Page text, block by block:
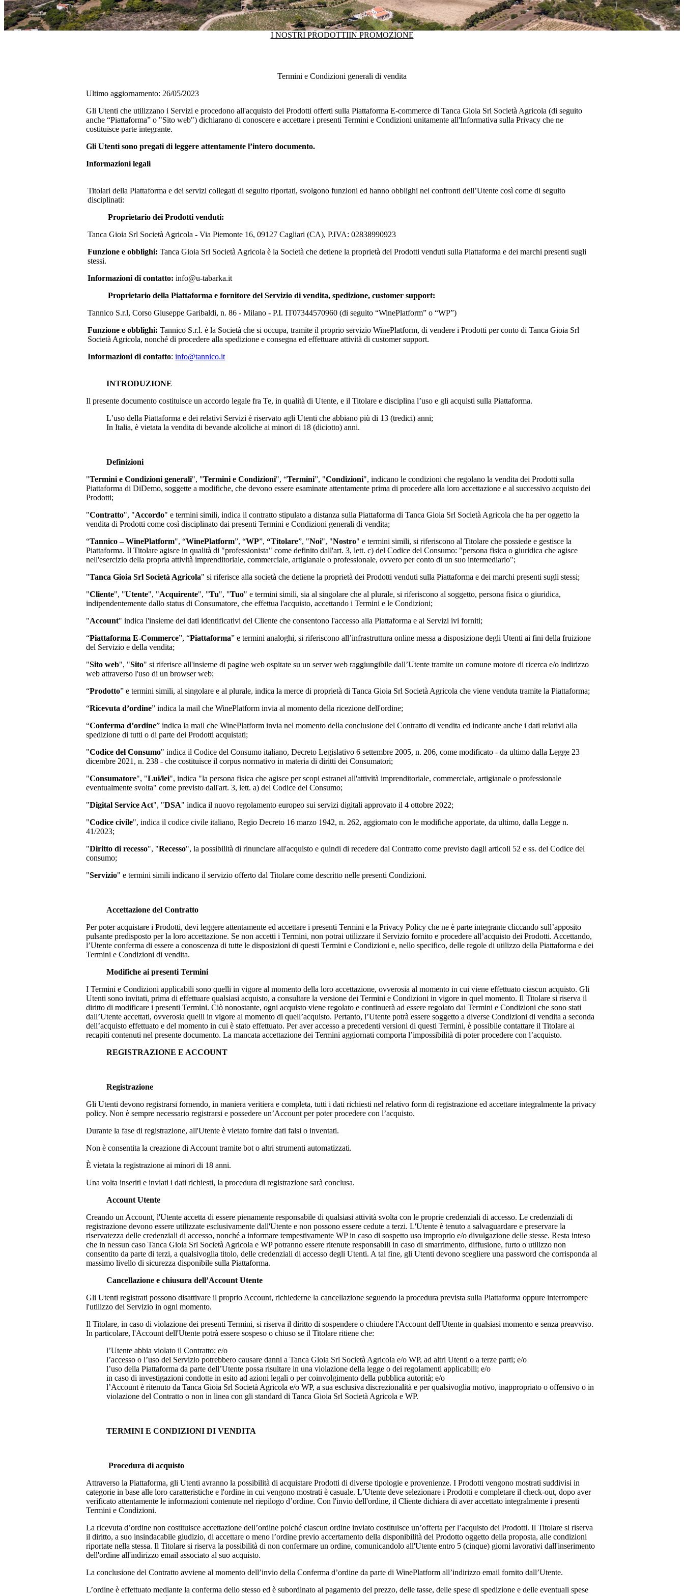
I NOSTRI PRODOTTIIN PROMOZIONE
Termini e Condizioni generali di vendita
Ultimo aggiornamento: 26/05/2023
Gli Utenti che utilizzano i Servizi e procedono all'acquisto dei Prodotti offerti sulla Piattaforma E-commerce diTanca Gioia Srl Società Agricola (di seguito
anche “Piattaforma” o "Sito web") dichiarano di conoscere e accettare i presenti Termini e Condizioni unitamente all'Informativa sulla Privacy che ne
costituisce parte integrante.
Gli Utenti sono pregati di leggere attentamente l’intero documento.
Informazioni legali
Titolari della Piattaforma e dei servizi collegati di seguito riportati, svolgono funzioni ed hanno obblighi nei confronti dell’Utente così come di seguito
disciplinati:
Proprietario dei Prodotti venduti:
Tanca Gioia Srl Società Agricola - Via Piemonte 16, 09127 Cagliari (CA), P.IVA: 02838990923
Funzione e obblighi: Tanca Gioia Srl Società Agricola è la Società che detiene la proprietà dei Prodotti venduti sulla Piattaforma e dei marchi presenti sugli
stessi.
Informazioni di contatto:info@u-tabarka.it
Proprietario della Piattaforma e fornitore del Servizio di vendita, spedizione, customer support:
Tannico S.r.l, Corso Giuseppe Garibaldi, n. 86 - Milano - P.I. IT07344570960 (di seguito “WinePlatform” o “WP”)
Funzione e obblighi:Tannico S.r.l. è la Società che si occupa, tramite il proprio servizio WinePlatform, di vendere i Prodotti per conto diTanca Gioia Srl
Società Agricola, nonché di procedere alla spedizione e consegna ed effettuare attività di customer support.
Informazioni di contatto:info@tannico.it
INTRODUZIONE
Il presente documento costituisce un accordo legale fra Te, in qualità di Utente, e il Titolare e disciplina l’uso e gli acquisti sulla Piattaforma.
L’uso della Piattaforma e dei relativi Servizi è riservato agli Utenti che abbiano più di 13 (tredici) anni;
In Italia, è vietata la vendita di bevande alcoliche ai minori di 18 (diciotto) anni.
Definizioni
"Termini e Condizioni generali", "Termini e Condizioni", “Termini”, "Condizioni", indicano le condizioni che regolano la vendita dei Prodotti sulla
Piattaforma diDiDemo, soggette a modifiche, che devono essere esaminate attentamente prima di procedere alla loro accettazione e al successivo acquisto dei
Prodotti;
"Contratto", "Accordo" e termini simili, indica il contratto stipulato a distanza sulla Piattaforma diTanca Gioia Srl Società Agricola che ha per oggetto la
vendita di Prodotti come così disciplinato dai presenti Termini e Condizioni generali di vendita;
“Tannico – WinePlatform", “WinePlatform”, “WP”, “Titolare”, "Noi", "Nostro" e termini simili, si riferiscono al Titolare che possiede e gestisce la
Piattaforma. Il Titolare agisce in qualità di "professionista" come definito dall'art. 3, lett. c) del Codice del Consumo: "persona fisica o giuridica che agisce
nell'esercizio della propria attività imprenditoriale, commerciale, artigianale o professionale, ovvero per conto di un suo intermediario";
"Tanca Gioia Srl Società Agricola"si riferisce alla società che detiene la proprietà dei Prodotti venduti sulla Piattaforma e dei marchi presenti sugli stessi;
"Cliente", "Utente", "Acquirente", "Tu", "Tuo" e termini simili, sia al singolare che al plurale, si riferiscono al soggetto, persona fisica o giuridica,
indipendentemente dallo status di Consumatore, che effettua l'acquisto, accettando i Termini e le Condizioni;
"Account" indica l'insieme dei dati identificativi del Cliente che consentono l'accesso alla Piattaforma e ai Servizi ivi forniti;
“Piattaforma E-Commerce”, “Piattaforma” e termini analoghi, si riferiscono all’infrastruttura online messa a disposizione degli Utenti ai fini della fruizione
del Servizio e della vendita;
"Sito web", "Sito" si riferisce all'insieme di pagine web ospitate su un server web raggiungibile dall’Utente tramite un comune motore di ricerca e/o indirizzo
web attraverso l'uso di un browser web;
“Prodotto” e termini simili, al singolare e al plurale, indica la merce di proprietà diTanca Gioia Srl Società Agricola che viene venduta tramite la Piattaforma;
“Ricevuta d’ordine” indica la mail che WinePlatform invia al momento della ricezione dell'ordine;
“Conferma d’ordine” indica la mail che WinePlatform invia nel momento della conclusione del Contratto di vendita ed indicante anche i dati relativi alla
spedizione di tutti o di parte dei Prodotti acquistati;
"Codice del Consumo" indica il Codice del Consumo italiano, Decreto Legislativo 6 settembre 2005, n. 206, come modificato - da ultimo dalla Legge 23
dicembre 2021, n. 238 - che costituisce il corpus normativo in materia di diritti dei Consumatori;
"Consumatore", "Lui/lei", indica "la persona fisica che agisce per scopi estranei all'attività imprenditoriale, commerciale, artigianale o professionale
eventualmente svolta" come previsto dall'art. 3, lett. a) del Codice del Consumo;
"Digital Service Act", "DSA" indica il nuovo regolamento europeo sui servizi digitali approvato il 4 ottobre 2022;
"Codice civile", indica il codice civile italiano, Regio Decreto 16 marzo 1942, n. 262, aggiornato con le modifiche apportate, da ultimo, dalla Legge n.
41/2023;
"Diritto di recesso", "Recesso", la possibilità di rinunciare all'acquisto e quindi di recedere dal Contratto come previsto dagli articoli 52 e ss. del Codice del
consumo;
"Servizio" e termini simili indicano il servizio offerto dal Titolare come descritto nelle presenti Condizioni.
Accettazione del Contratto
Per poter acquistare i Prodotti, devi leggere attentamente ed accettare i presenti Termini e la Privacy Policy che ne è parte integrante cliccando sull’apposito
pulsante predisposto per la loro accettazione. Se non accetti i Termini, non potrai utilizzare il Servizio fornito e procedere all’acquisto dei Prodotti. Accettando,
l’Utente conferma di essere a conoscenza di tutte le disposizioni di questi Termini e Condizioni e, nello specifico, delle regole di utilizzo della Piattaforma e dei
Termini e Condizioni di vendita.
Modifiche ai presenti Termini
I Termini e Condizioni applicabili sono quelli in vigore al momento della loro accettazione, ovverosia al momento in cui viene effettuato ciascun acquisto. Gli
Utenti sono invitati, prima di effettuare qualsiasi acquisto, a consultare la versione dei Termini e Condizioni in vigore in quel momento. Il Titolare si riserva il
diritto di modificare i presenti Termini. Ciò nonostante, ogni acquisto viene regolato e continuerà ad essere regolato dai Termini e Condizioni che sono stati
dall’Utente accettati, ovverosia quelli in vigore al momento di quell’acquisto. Pertanto, l’Utente potrà essere soggetto a diverse Condizioni di vendita a seconda
dell’acquisto effettuato e del momento in cui è stato effettuato. Per aver accesso a precedenti versioni di questi Termini, è possibile contattare il Titolare ai
recapiti contenuti nel presente documento. La mancata accettazione dei Termini aggiornati comporta l’impossibilità di poter procedere con l’acquisto.
REGISTRAZIONE E ACCOUNT
Registrazione
Gli Utenti devono registrarsi fornendo, in maniera veritiera e completa, tutti i dati richiesti nel relativo form di registrazione ed accettare integralmente la privacy
policy. Non è sempre necessario registrarsi e possedere un’Account per poter procedere con l’acquisto.
Durante la fase di registrazione, all'Utente è vietato fornire dati falsi o inventati.
Non è consentita la creazione di Account tramite bot o altri strumenti automatizzati.
È vietata la registrazione ai minori di 18 anni.
Una volta inseriti e inviati i dati richiesti, la procedura di registrazione sarà conclusa.
Account Utente
Creando un Account, l'Utente accetta di essere pienamente responsabile di qualsiasi attività svolta con le proprie credenziali di accesso. Le credenziali di
registrazione devono essere utilizzate esclusivamente dall'Utente e non possono essere cedute a terzi. L'Utente è tenuto a salvaguardare e preservare la
riservatezza delle credenziali di accesso, nonché a informare tempestivamente WP in caso di sospetto uso improprio e/o divulgazione delle stesse. Resta inteso
che in nessun casoTanca Gioia Srl Società Agricola e WP potranno essere ritenute responsabili in caso di smarrimento, diffusione, furto o utilizzo non
consentito da parte di terzi, a qualsivoglia titolo, delle credenziali di accesso degli Utenti. A tal fine, gli Utenti devono scegliere una password che corrisponda al
massimo livello di sicurezza disponibile sulla Piattaforma.
Cancellazione e chiusura dell’Account Utente
Gli Utenti registrati possono disattivare il proprio Account, richiederne la cancellazione seguendo la procedura prevista sulla Piattaforma oppure interrompere
l'utilizzo del Servizio in ogni momento.
Il Titolare, in caso di violazione dei presenti Termini, si riserva il diritto di sospendere o chiudere l'Account dell'Utente in qualsiasi momento e senza preavviso.
In particolare, l'Account dell'Utente potrà essere sospeso o chiuso se il Titolare ritiene che:
l’Utente abbia violato il Contratto; e/o
l’accesso o l’uso del Servizio potrebbero causare danni aTanca Gioia Srl Società Agricolae/o WP, ad altri Utenti o a terze parti; e/o
l’uso della Piattaforma da parte dell’Utente possa risultare in una violazione della legge o dei regolamenti applicabili; e/o
in caso di investigazioni condotte in esito ad azioni legali o per coinvolgimento della pubblica autorità; e/o
l’Account è ritenuto da Tanca Gioia Srl Società Agricolae/o WP, a sua esclusiva discrezionalità e per qualsivoglia motivo, inappropriato o offensivo o in
violazione del Contratto o non in linea con gli standard diTanca Gioia Srl Società Agricolae WP.
TERMINI E CONDIZIONI DI VENDITA
Procedura di acquisto
Attraverso la Piattaforma, gli Utenti avranno la possibilità di acquistare Prodotti di diverse tipologie e provenienze. I Prodotti vengono mostrati suddivisi in
categorie in base alle loro caratteristiche e l'ordine in cui vengono mostrati è casuale. L’Utente deve selezionare i Prodotti e completare il check-out, dopo aver
verificato attentamente le informazioni contenute nel riepilogo d’ordine. Con l'invio dell'ordine, il Cliente dichiara di aver accettato integralmente i presenti
Termini e Condizioni.
La ricevuta d’ordine non costituisce accettazione dell’ordine poiché ciascun ordine inviato costituisce un’offerta per l’acquisto dei Prodotti. Il Titolare si riserva
il diritto, a suo insindacabile giudizio, di accettare o meno l’ordine previo accertamento della disponibilità del Prodotto oggetto della proposta, alle condizioni
riportate nella stessa. Il Titolare si riserva la possibilità di non confermare un ordine, comunicandolo all'Utente entro 5 (cinque) giorni lavorativi dall'inserimento
dell'ordine all'indirizzo email associato al suo acquisto.
La conclusione del Contratto avviene al momento dell’invio della Conferma d’ordine da parte di WinePlatform all’indirizzo email fornito dall’Utente.
L’ordine è effettuato mediante la conferma dello stesso ed è subordinato al pagamento del prezzo, delle tasse, delle spese di spedizione e delle eventuali spese